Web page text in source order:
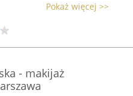
Pokaż więcej >>
- makijaż